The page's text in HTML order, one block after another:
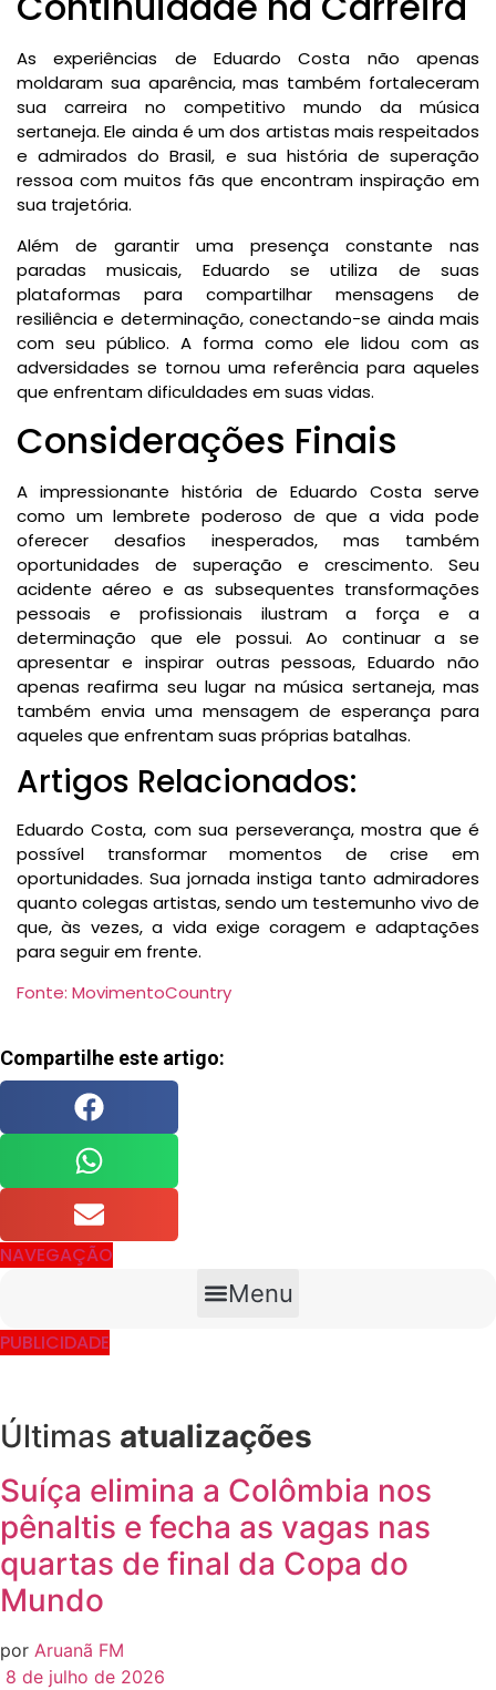
As experiências de Eduardo Costa não apenas
moldaram sua aparência, mas também fortaleceram
sua carreira no competitivo mundo da música
sertaneja. Ele ainda é um dos artistas mais respeitados
e admirados do Brasil, e sua história de superação
ressoa com muitos fãs que encontram inspiração em
sua trajetória.
Além de garantir uma presença constante nas
paradas musicais, Eduardo se utiliza de suas
plataformas para compartilhar mensagens de
resiliência e determinação, conectando-se ainda mais
com seu público. A forma como ele lidou com as
adversidades se tornou uma referência para aqueles
que enfrentam dificuldades em suas vidas.
Considerações Finais
A impressionante história de Eduardo Costa serve
como um lembrete poderoso de que a vida pode
oferecer desafios inesperados, mas também
oportunidades de superação e crescimento. Seu
acidente aéreo e as subsequentes transformações
pessoais e profissionais ilustram a força e a
determinação que ele possui. Ao continuar a se
apresentar e inspirar outras pessoas, Eduardo não
apenas reafirma seu lugar na música sertaneja, mas
também envia uma mensagem de esperança para
aqueles que enfrentam suas próprias batalhas.
Artigos Relacionados:
Eduardo Costa, com sua perseverança, mostra que é
possível transformar momentos de crise em
oportunidades. Sua jornada instiga tanto admiradores
quanto colegas artistas, sendo um testemunho vivo de
que, às vezes, a vida exige coragem e adaptações
para seguir em frente.
Fonte: MovimentoCountry
Compartilhe este artigo:
NAVEGAÇÃO
Menu
PUBLICIDADE
Últimas atualizações
Suíça elimina a Colômbia nos
pênaltis e fecha as vagas nas
quartas de final da Copa do
Mundo
por Aruanã FM
8 de julho de 2026